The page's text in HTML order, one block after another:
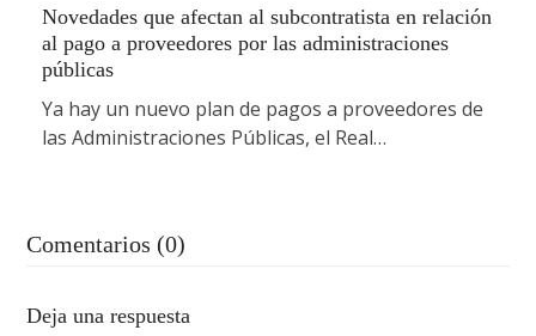
Novedades que afectan al subcontratista en relación
al pago a proveedores por las administraciones
públicas
Ya hay un nuevo plan de pagos a proveedores de
las Administraciones Públicas, el Real…
Comentarios (0)
Deja una respuesta